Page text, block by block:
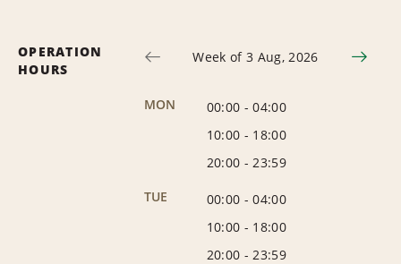
OPERATION
HOURS
Week of 3 Aug, 2026
MON 00:00 -04:00
10:00 - 18:00
20:00 - 23:59
TUE
00:00 -04:00
10:00 - 18:00
20:00 - 23:59